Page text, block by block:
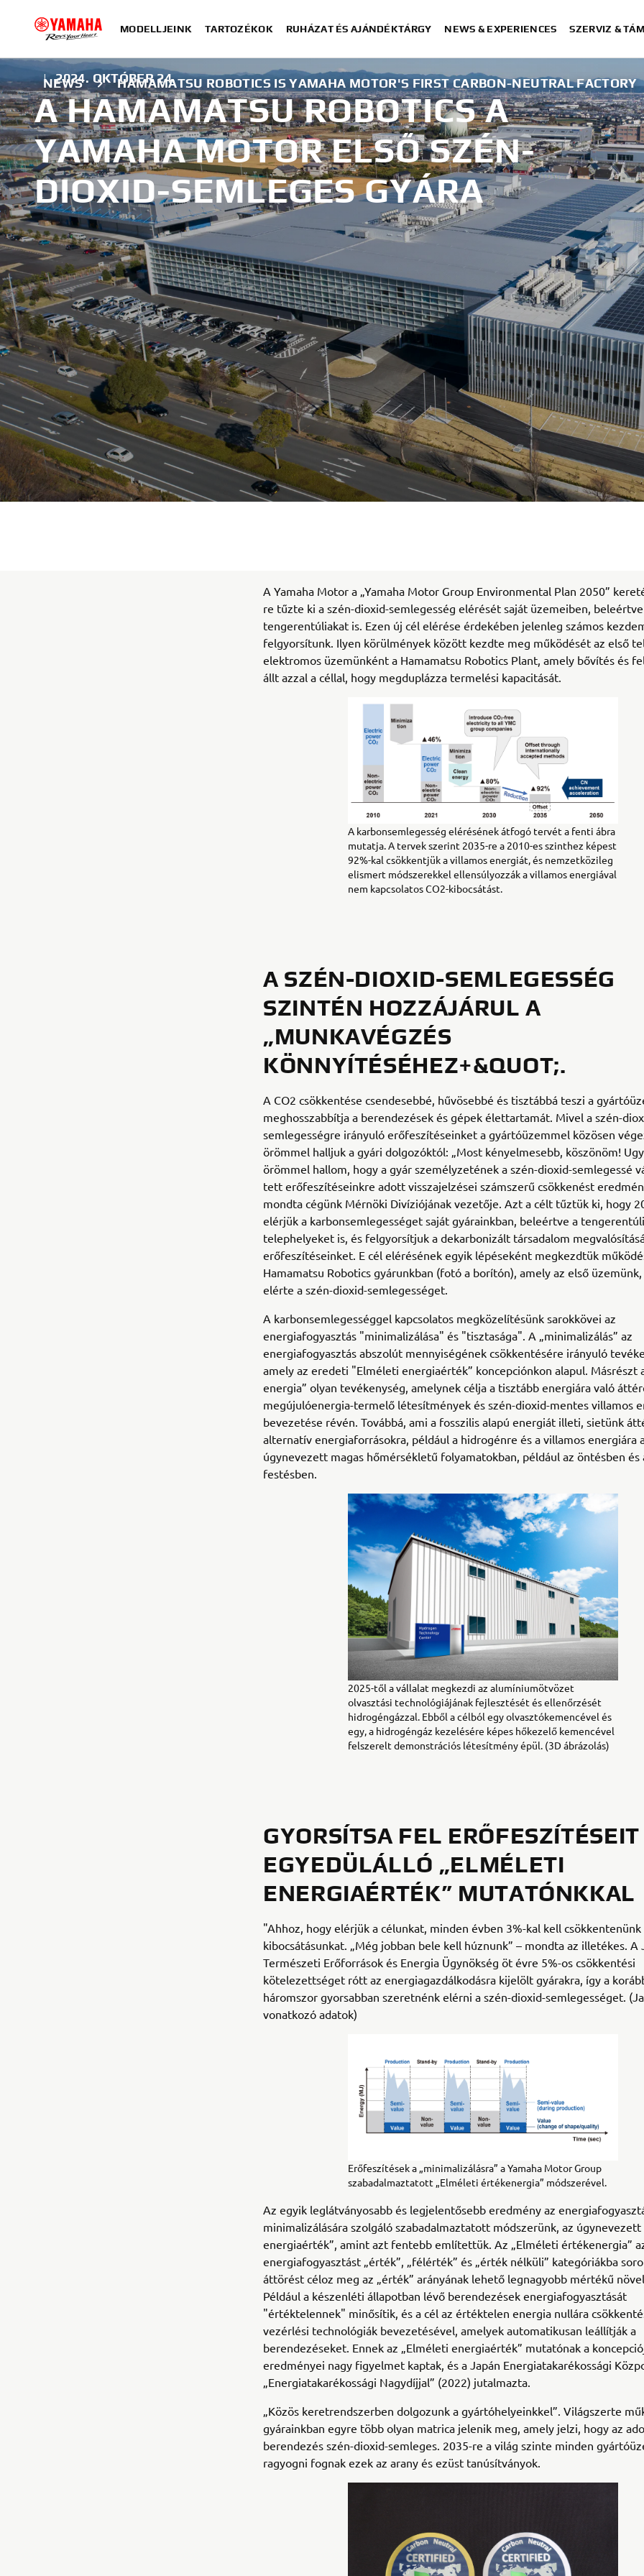
MODELLJEINK TARTOZÉKOK RUHÁZAT ÉS AJÁNDÉKTÁRGY NEWS & EXPERIENCES SZERVIZ &
NEWS HAMAMATSU ROBOTICS IS YAMAHA MOTOR'S FIRST CARBON-NEUTRAL FACTORY
| 2024. OKTÓBER 24.
A HAMAMATSU ROBOTICS A
YAMAHA MOTOR ELSŐ SZÉN-
DIOXID-SEMLEGES GYÁRA
A Yamaha Motor a „Yamaha Motor Group Environmental Plan 2050”
re tűzte ki a szén-dioxid-semlegesség elérését saját üzemeiben,
tengerentúliakat is. Ezen új cél elérése érdekében jelenleg számos
felgyorsítunk. Ilyen körülmények között kezdte meg működését az első
elektromos üzemünként a Hamamatsu Robotics Plant, amely bővítés és
állt azzal a céllal, hogy megduplázza termelési kapacitását.
A karbonsemlegesség elérésének átfogó tervét a fenti ábra
mutatja. A tervek szerint 2035-re a 2010-es szinthez képest
92%-kal csökkentjük a villamos energiát, és nemzetközileg
elismert módszerekkel ellensúlyozzák a villamos energiával
nem kapcsolatos CO2-kibocsátást.
A SZÉN-DIOXID-SEMLEGESSÉG
SZINTÉN HOZZÁJÁRUL A
„MUNKAVÉGZÉS
KÖNNYÍTÉSÉHEZ+&QUOT;.
A CO2 csökkentése csendesebbé, hűvösebbé és tisztábbá teszi a
meghosszabbítja a berendezések és gépek élettartamát. Mivel a szén-
semlegességre irányuló erőfeszítéseinket a gyártóüzemmel közösen
örömmel halljuk a gyári dolgozóktól: „Most kényelmesebb, köszönöm!
örömmel hallom, hogy a gyár személyzetének a szén-dioxid-semlegessé
tett erőfeszítéseinkre adott visszajelzései számszerű csökkenést
mondta cégünk Mérnöki Divíziójának vezetője. Azt a célt tűztük ki, hogy
elérjük a karbonsemlegességet saját gyárainkban, beleértve a tengerentúli
telephelyeket is, és felgyorsítjuk a dekarbonizált társadalom
erőfeszítéseinket. E cél elérésének egyik lépéseként megkezdtük
Hamamatsu Robotics gyárunkban (fotó a borítón), amely az első
elérte a szén-dioxid-semlegességet.
A karbonsemlegességgel kapcsolatos megközelítésünk sarokkövei az
energiafogyasztás "minimalizálása" és "tisztasága". A „minimalizálás” az
energiafogyasztás abszolút mennyiségének csökkentésére irányuló
amely az eredeti "Elméleti energiaérték” koncepciónkon alapul. Másrészt
energia” olyan tevékenység, amelynek célja a tisztább energiára való
megújulóenergia-termelő létesítmények és szén-dioxid-mentes villamos
bevezetése révén. Továbbá, ami a fosszilis alapú energiát illeti, sietünk
alternatív energiaforrásokra, például a hidrogénre és a villamos energiára
úgynevezett magas hőmérsékletű folyamatokban, például az öntésben és
festésben.
2025-től a vállalat megkezdi az alumíniumötvözet
olvasztási technológiájának fejlesztését és ellenőrzését
hidrogéngázzal. Ebből a célból egy olvasztókemencével és
egy, a hidrogéngáz kezelésére képes hőkezelő kemencével
felszerelt demonstrációs létesítmény épül. (3D ábrázolás)
GYORSÍTSA FEL ERŐFESZÍTÉSEIT
EGYEDÜLÁLLÓ „ELMÉLETI
ENERGIAÉRTÉK” MUTATÓNKKAL
"Ahhoz, hogy elérjük a célunkat, minden évben 3%-kal kell csökkentenünk
kibocsátásunkat. „Még jobban bele kell húznunk” – mondta az illetékes. A
Természeti Erőforrások és Energia Ügynökség öt évre 5%-os csökkentési
kötelezettséget rótt az energiagazdálkodásra kijelölt gyárakra, így a
háromszor gyorsabban szeretnénk elérni a szén-dioxid-semlegességet.
vonatkozó adatok)
Erőfeszítések a „minimalizálásra” a Yamaha Motor Group
szabadalmaztatott „Elméleti értékenergia” módszerével.
Az egyik leglátványosabb és legjelentősebb eredmény az
minimalizálására szolgáló szabadalmaztatott módszerünk, az
energiaérték”, amint azt fentebb említettük. Az „Elméleti értékenergia”
energiafogyasztást „érték”, „félérték” és „érték nélküli” kategóriákba
áttörést céloz meg az „érték” arányának lehető legnagyobb mértékű
Például a készenléti állapotban lévő berendezések energiafogyasztását
"értéktelennek" minősítik, és a cél az értéktelen energia nullára
vezérlési technológiák bevezetésével, amelyek automatikusan leállítják a
berendezéseket. Ennek az „Elméleti energiaérték” mutatónak a
eredményei nagy figyelmet kaptak, és a Japán Energiatakarékossági
„Energiatakarékossági Nagydíjjal” (2022) jutalmazta.
„Közös keretrendszerben dolgozunk a gyártóhelyeinkkel”. Világszerte
gyárainkban egyre több olyan matrica jelenik meg, amely jelzi, hogy az
berendezés szén-dioxid-semleges. 2035-re a világ szinte minden
ragyogni fognak ezek az arany és ezüst tanúsítványok.